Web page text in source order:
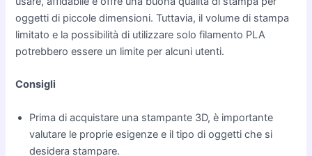
oggetti di piccole dimensioni. Tuttavia, il volume di stampa
limitato e la possibilità di utilizzare solo filamento PLA
potrebbero essere un limite per alcuni utenti.
Consigli
Prima di acquistare una stampante 3D, è importante
valutare le proprie esigenze e il tipo di oggetti che si
desidera stampare.